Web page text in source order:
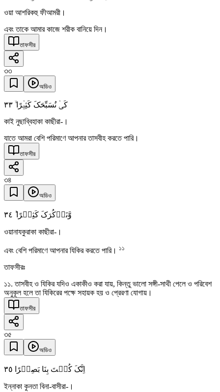
ওয়া আশরিকহু ফীআমরী।
এবং তাকে আমার কাজে শরীক বানিয়ে দিন।
তাফসীর
৩৩
অডিও
کَیۡ نُسَبِّحَکَ کَثِیۡرًا ۙ ٣٣
কাই নুছাব্বিহাকা কাছীরা-।
যাতে আমরা বেশি পরিমাণে আপনার তাসবীহ করতে পারি।
তাফসীর
৩৪
অডিও
وَّنَذۡکُرَکَ کَثِیۡرًا ؕ ٣٤
ওয়ানাযকুরাকা কাছীরা-।
এবং বেশি পরিমাণে আপনার যিকির করতে পারি। ১১
তাফসীরঃ
১১. তাসবীহ ও যিকির যদিও একাকীও করা যায়, কিন্তু ভালো সঙ্গী-সাথী পেলে ও পরিবেশ
অনুকূল হলে তা যিকিরের পক্ষে সহায়ক হয় ও প্রেরণা যোগায়।
তাফসীর
৩৫
অডিও
اِنَّکَ کُنۡتَ بِنَا بَصِیۡرًا ٣٥
ইন্নাকা কুনতা বিনা-বাসীরা-।